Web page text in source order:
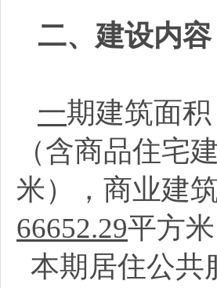
二、建设内容
一期建筑面积
（含商品住宅
米），商业建
66652.29平方米
本期居住公共